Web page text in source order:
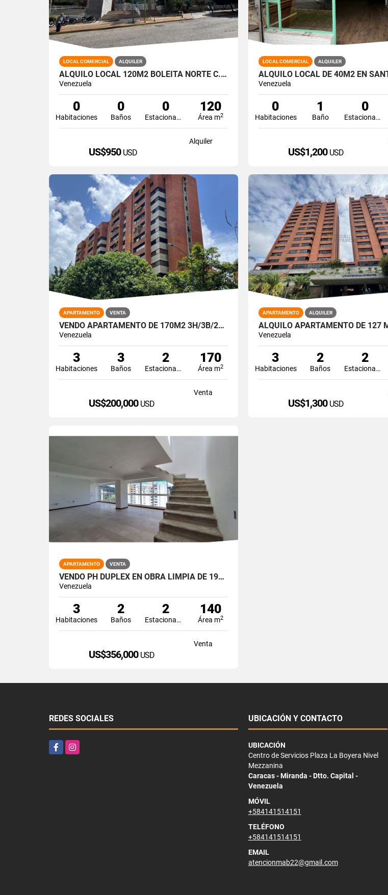
LOCAL COMERCIAL ALQUILER
ALQUILO LOCAL 120M2 BOLEITA NORTE C.C. CIUDAD CENTER
Venezuela
0
Habitaciones
0
Baños
0
Estacionamiento
120
Área m2
Alquiler
US$950 USD
LOCAL COMERCIAL ALQUILER
Venezuela
0
Habitaciones
1
Baño
0
Estacionamiento
US$1,200 USD
APARTAMENTO VENTA
VENDO APARTAMENTO DE 170M2 3H/3B/2PE LOS DOS CAMINOS
Venezuela
3
Habitaciones
3
Baños
2
Estacionamiento
170
Área m2
Venta
US$200,000 USD
APARTAMENTO ALQUILER
Venezuela
3
Habitaciones
2
Baños
2
Estacionamiento
US$1,300 USD
APARTAMENTO VENTA
VENDO PH DÚPLEX EN OBRA LIMPIA DE 197.60M2 3H/2B/2PE LA BOYERA
Venezuela
3
Habitaciones
2
Baños
2
Estacionamiento
140
Área m2
Venta
US$356,000 USD
REDES SOCIALES
FacebookInstagram
UBICACIÓN Y CONTACTO
UBICACIÓN
Centro de Servicios Plaza La Boyera Nivel
Mezzanina
Caracas - Miranda - Dtto. Capital -
Venezuela
MÓVIL
+584141514151
TELÉFONO
+584141514151
EMAIL
atencionmab22@gmail.com